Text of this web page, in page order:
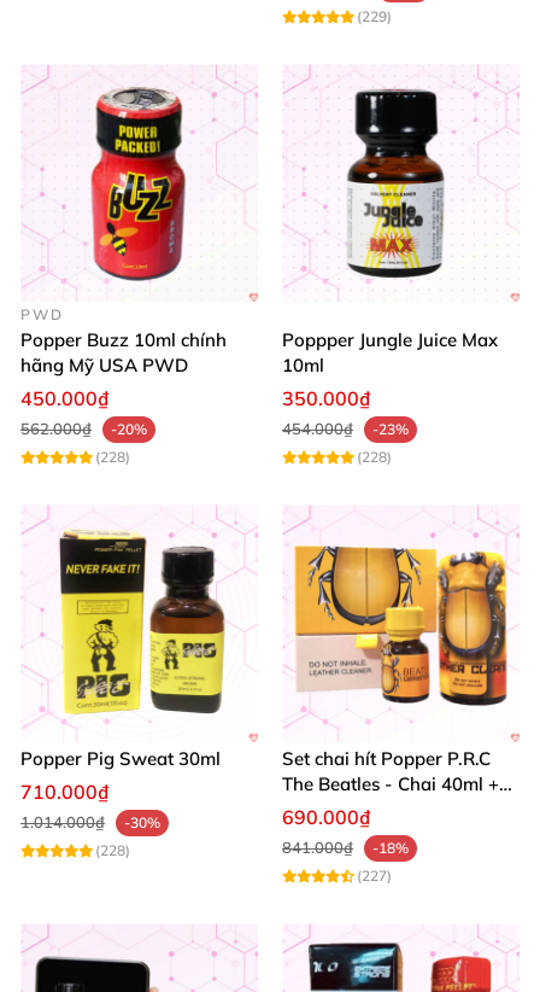
(229)
PWD
Popper Buzz 10ml chính
hãng Mỹ USA PWD
450.000₫
562.000₫
-20%
(228)
Poppper Jungle Juice Max
10ml
350.000₫
454.000₫
-23%
(228)
Popper Pig Sweat 30ml
710.000₫
1.014.000₫
-30%
(228)
Set chai hít Popper P.R.C
The Beatles - Chai 40ml +
10ml dành cho Top Bot
690.000₫
841.000₫
-18%
(227)